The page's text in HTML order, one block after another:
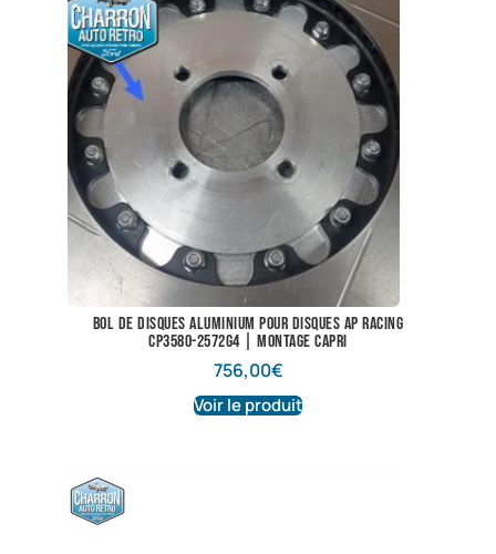
Bol de disques aluminium pour disques AP Racing
CP3580-2572G4 | Montage Capri
756,00€
Voir le produit